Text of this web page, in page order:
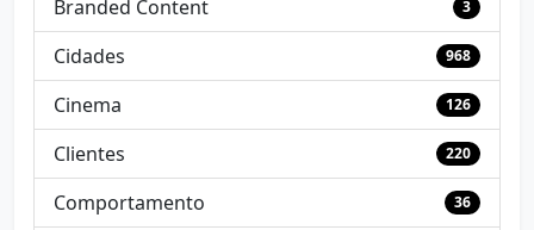
Branded Content 3
Cidades 968
Cinema 126
Clientes 220
Comportamento 36